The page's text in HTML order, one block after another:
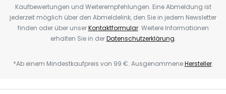
Kaufbewertungen und Weiterempfehlungen. Eine Abmeldung ist
jederzeit möglich über den Abmeldelink, den Sie in jedem Newsletter
finden oder über unserKontaktformular. Weitere Informationen
erhalten Sie in derDatenschutzerklärung.
*Ab einem Mindestkaufpreis von 99 €. AusgenommeneHersteller.